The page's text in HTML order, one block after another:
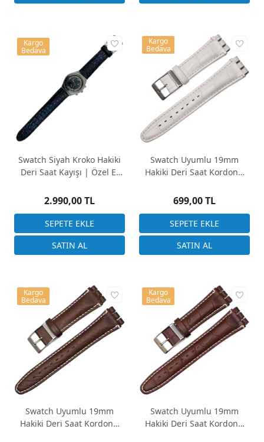
Swatch Siyah Kroko Hakiki
Deri Saat Kayışı | Özel El
2.990,00 TL
Kargo
Bedava
Swatch Uyumlu 19mm
Hakiki Deri Saat Kordonu
699,00 TL
Kargo
Bedava
Swatch Uyumlu 19mm
Hakiki Deri Saat Kordonu
Kargo
Bedava
Swatch Uyumlu 19mm
Hakiki Deri Saat Kordonu
Kargo
Bedava